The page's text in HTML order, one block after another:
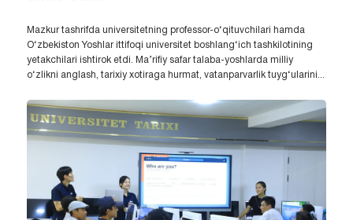
Mazkur tashrifda universitetning professor-o‘qituvchilari hamda
O‘zbekiston Yoshlar ittifoqi universitet boshlang‘ich tashkilotining
yetakchilari ishtirok etdi. Ma’rifiy safar talaba-yoshlarda milliy
o‘zlikni anglash, tarixiy xotiraga hurmat, vatanparvarlik tuyg‘ularini...